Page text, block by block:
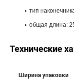
тип
общая длина:
Технические
Ширина упаковки